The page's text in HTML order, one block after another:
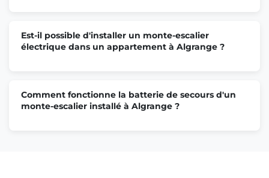
Est-il possible d'installer un monte-escalier
électrique dans un appartement à Algrange ?
Comment fonctionne la batterie de secours d'un
monte-escalier installé à Algrange ?